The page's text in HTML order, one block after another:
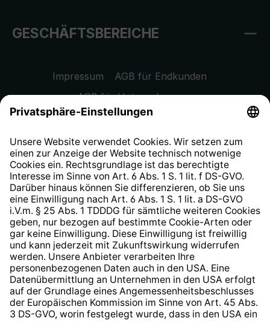
GESCHÄFTSBEREICHE
Impressum
AGB für Endkunden
AGB für Unternehmen
Datenschutzhinweis
Widerrufsrecht
Hinweisgeberschutzsystem
Barrierefreiheit